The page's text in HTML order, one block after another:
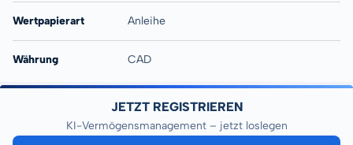
Wertpapierart Anleihe
Währung CAD
JETZT REGISTRIEREN
KI-Vermögensmanagement – jetzt loslegen